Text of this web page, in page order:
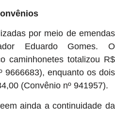
por meio de emendas
Eduardo Gomes. O
caminhonetes totalizou R$
9666683), enquanto os dois
(Convênio nº 941957).
ainda a continuidade da